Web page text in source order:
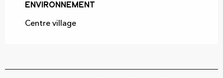
Environnement
Environnement
Centre village